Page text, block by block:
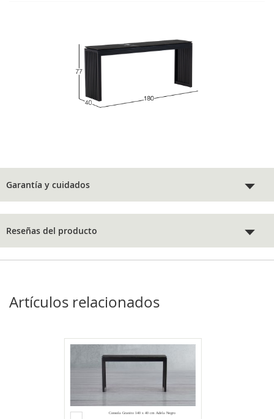
Garantía y cuidados
Reseñas del producto
Artículos relacionados
Consola Granito 140 x 40 cm Adela Negro